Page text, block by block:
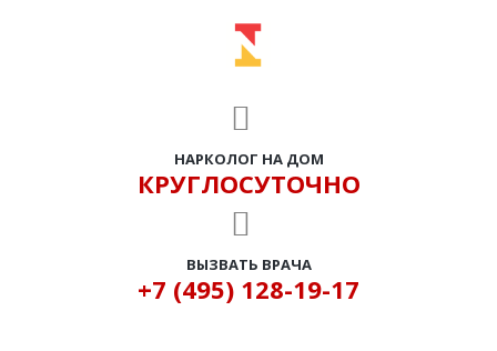
НАРКОЛОГ НА ДОМ
КРУГЛОСУТОЧНО
ВЫЗВАТЬ ВРАЧА
+7 (495) 128-19-17